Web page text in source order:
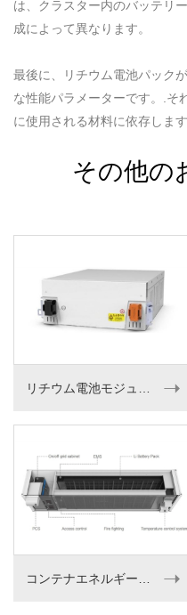
は、クラスター内のバッテリ
成によって異なります。
最後に、リチウム電池パック
な性能パラメーターです。.そ
に使用される材料に依存します
その他の
リチウム電池モジュール ➝
➝